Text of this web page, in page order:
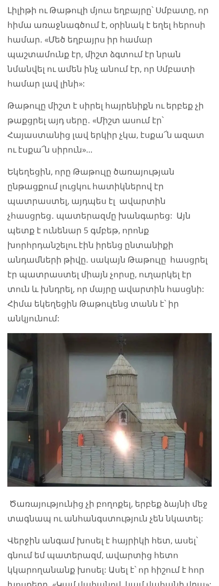
Լիլիթի ու Թաթուլի մյուս եղբայրը՝ Սմբատը, որ
հիմա առաջնագծում է, օրինակ է եղել հերոսի
համար. «Մեծ եղբայրս իր համար
պաշտամունք էր, միշտ ձգտում էր նրան
նմանվել ու ամեն ինչ անում էր, որ Սմբատի
համար լավ լինի»:
Թաթուլը միշտ է սիրել հայրենիքն ու երբեք չի
թաքցրել այդ սերը․ «Միշտ ասում էր՝
Հայաստանից լավ երկիր չկա, էսքա՜ն ազատ
ու էսքա՜ն սիրուն»…
Եկեղեցին, որը Թաթուլը ծառայության
ընթացքում լուցկու հատիկներով էր
պատրաստել, այդպես էլ ավարտին
չհասցրեց․ պատերազմը խանգարեց: Այն
պետք է ունենար 5 գմբեթ, որոնք
խորհրդանշելու էին իրենց ընտանիքի
անդամների թիվը. սակայն Թաթուլը հասցրել
էր պատրաստել միայն չորսը, ուղարկել էր
տուն և խնդրել, որ մայրը ավարտին հասցնի:
Հիմա եկեղեցին Թաթուլենց տանն է՝ իր
անկյունում:
Ծառայությունից չի բողոքել, երբեք ձայնի մեջ
տագնապ ու անհանգստություն չեն նկատել:
Վերջին անգամ խոսել է հայրիկի հետ, ասել՝
գնում եմ պատերազմ, ավարտից հետո
կկարողանանք խոսել: Ասել է՝ որ հիշում է հոր